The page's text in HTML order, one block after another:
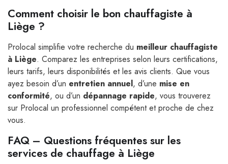
Comment choisir le bon chauffagiste à
Liège ?
Prolocal simplifie votre recherche du meilleur chauffagiste
à Liège. Comparez les entreprises selon leurs certifications,
leurs tarifs, leurs disponibilités et les avis clients. Que vous
ayez besoin d’un entretien annuel, d’une mise en
conformité, ou d’un dépannage rapide, vous trouverez
sur Prolocal un professionnel compétent et proche de chez
vous.
FAQ – Questions fréquentes sur les
services de chauffage à Liège